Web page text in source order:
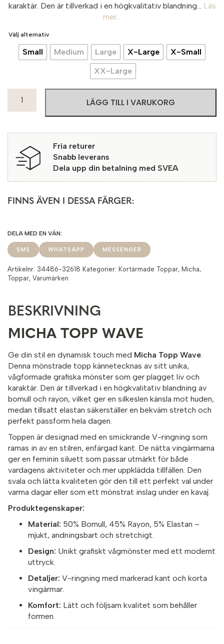
karaktär. Den är tillverkad i en högkvalitativ blandning...
Läs
mer...
Välj alternativ
Small Medium Large X-Large
X-Small
XX-Large
Topp
Blue
mängd
LÄGG TILL I VARUKORG
Fria returer
Snabb leverans
Dela upp din betalning med SVEA
FINNS ÄVEN I DESSA FÄRGER:
SMS WHATSAPP MESSENGER
Artikelnr: 34486-32618 Kategorier: Kortärmade Toppar, Micha,
Toppar, Varumärken
BESKRIVNING
MICHA TOPP WAVE
Ge din stil en dynamisk touch med Micha Topp Wave
Denna mönstrade topp kännetecknas av sitt unika,
vågformade grafiska mönster som ger plagget liv och
karaktär. Den är tillverkad i en högkvalitativ blandning av
bomull och rayon, vilket ger en silkeslen känsla mot huden,
medan tillsatt elastan säkerställer en bekväm stretch och
perfekt passform hela dagen.
Toppen är designad med en smickrande V-ringning som
ramas in av en stilren, enfärgad kant. De nätta vingärmarna
ger en feminin siluett som passar utmärkt för både
vardagens aktiviteter och mer uppklädda tillfällen. Den
svala och lätta kvaliteten gör den till ett perfekt val under
varma dagar eller som ett mönstrat inslag under en kavaj.
Produktegenskaper:
Material: 50% Bomull, 45% Rayon, 5% Elastan –
mjukt, andningsbart och stretchigt.
Design: Unikt grafiskt vågmönster med ett modernt
uttryck.
Detaljer: V-ringning med markerad kant och korta
vingärmar.
Komfort: Lätt och följsam kvalitet som behåller
formen.